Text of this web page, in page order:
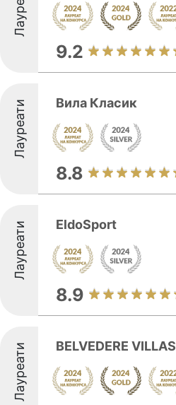
9.2
Лауреати Вила Класик
8.8
Лауреати EldoSport
8.9
Лауреати BELVEDERE VILLAS